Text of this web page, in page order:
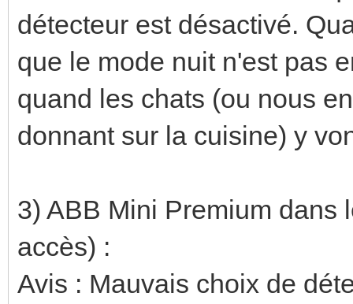
détecteur est désactivé.
que le mode nuit n'est pas
quand les chats (ou nous
donnant sur la cuisine) y
3) ABB Mini Premium dans
accès) :
Avis : Mauvais choix de